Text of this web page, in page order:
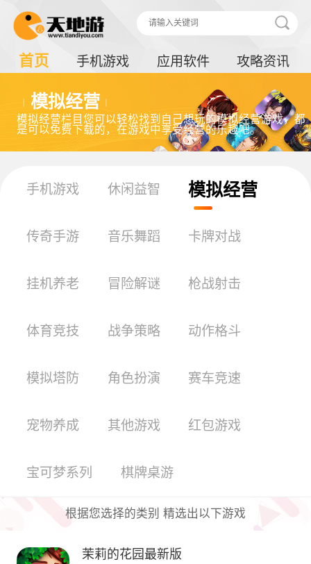
首页 手机游戏 应用软件 攻略资讯
模拟经营
模拟经营栏目您可以轻松找到自己想玩的模拟经营游戏，都
是可以免费下载的，在游戏中享受经营的乐趣吧。
手机游戏 休闲益智 模拟经营
传奇手游 音乐舞蹈 卡牌对战
挂机养老 冒险解谜 枪战射击
体育竞技 战争策略 动作格斗
模拟塔防 角色扮演 赛车竞速
宠物养成 其他游戏 红包游戏
宝可梦系列 棋牌桌游
根据您选择的类别 精选出以下游戏
茉莉的花园最新版